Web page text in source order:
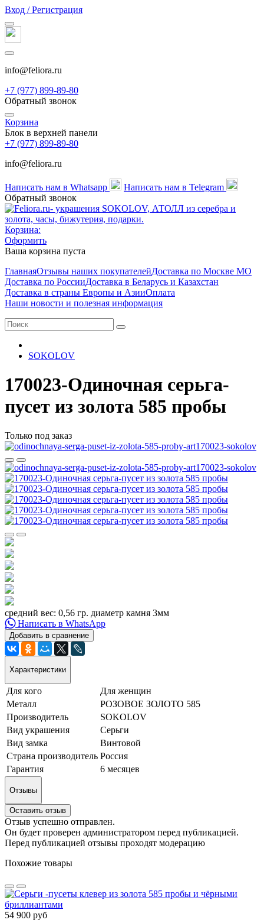
Вход / Регистрация
info@feliora.ru
+7 (977) 899-89-80
Обратный звонок
Корзина
Блок в верхней панели
+7 (977) 899-89-80
info@feliora.ru
Написать нам в Whatsapp
Написать нам в Telegram
Обратный звонок
Корзина:
Оформить
Ваша корзина пуста
ГлавнаяОтзывы наших покупателейДоставка по Москве МО
Доставка по РоссииДоставка в Беларусь и Казахстан
Доставка в страны Европы и АзииОплата
Наши новости и полезная информация
SOKOLOV
170023-Одиночная серьга-
пусет из золота 585 пробы
Только под заказ
средний вес: 0,56 гр. диаметр камня 3мм
Написать в WhatsApp
Добавить в сравнение
Характеристики
Для кого
Для женщин
Металл
РОЗОВОЕ ЗОЛОТО 585
Производитель
SOKOLOV
Вид украшения
Серьги
Вид замка
Винтовой
Страна производитель Россия
Гарантия
6 месяцев
Отзывы
Оставить отзыв
Отзыв успешно отправлен.
Он будет проверен администратором перед публикацией.
Перед публикацией отзывы проходят модерацию
Похожие товары
54 900 руб